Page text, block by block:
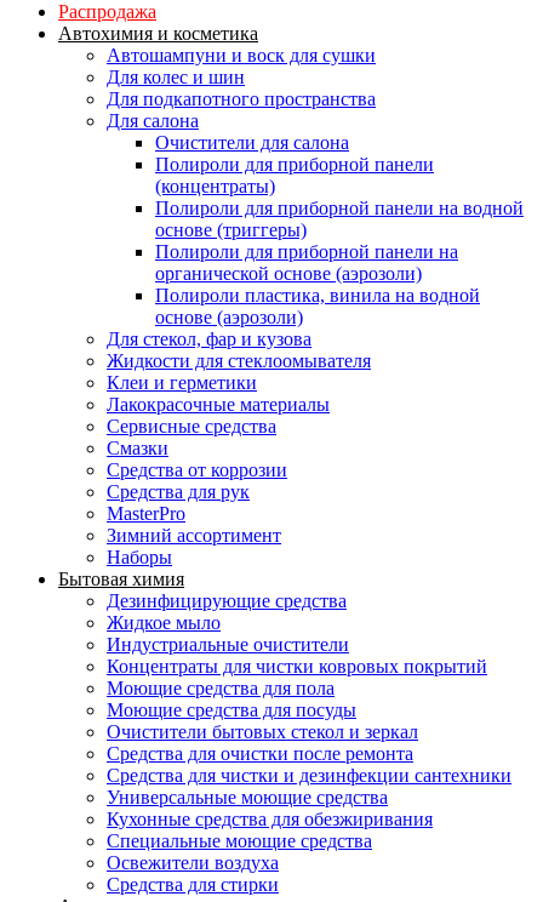
Распродажа
Автохимия и косметика
Автошампуни и воск для сушки
Для колес и шин
Для подкапотного пространства
Для салона
Очистители для салона
Полироли для приборной панели
(концентраты)
Полироли для приборной панели на водной
основе (триггеры)
Полироли для приборной панели на
органической основе (аэрозоли)
Полироли пластика, винила на водной
основе (аэрозоли)
Для стекол, фар и кузова
Жидкости для стеклоомывателя
Клеи и герметики
Лакокрасочные материалы
Сервисные средства
Смазки
Средства от коррозии
Средства для рук
MasterPro
Зимний ассортимент
Наборы
Бытовая химия
Дезинфицирующие средства
Жидкое мыло
Индустриальные очистители
Концентраты для чистки ковровых покрытий
Моющие средства для пола
Моющие средства для посуды
Очистители бытовых стекол и зеркал
Средства для очистки после ремонта
Средства для чистки и дезинфекции сантехники
Универсальные моющие средства
Кухонные средства для обезжиривания
Специальные моющие средства
Освежители воздуха
Средства для стирки